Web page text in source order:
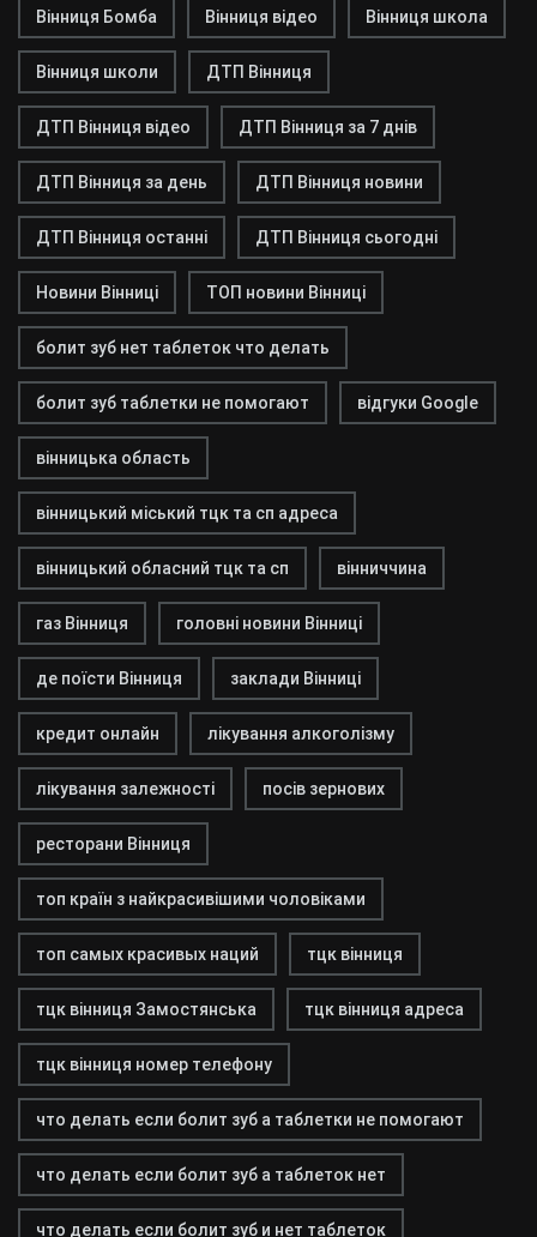
Вінниця Бомба Вінниця відео Вінниця школа
Вінниця школи ДТП Вінниця
ДТП Вінниця відео ДТП Вінниця за 7 днів
ДТП Вінниця за день ДТП Вінниця новини
ДТП Вінниця останні ДТП Вінниця сьогодні
Новини Вінниці ТОП новини Вінниці
болит зуб нет таблеток что делать
болит зуб таблетки не помогают відгуки Google
вінницька область
вінницький міський тцк та сп адреса
вінницький обласний тцк та сп вінниччина
газ Вінниця головні новини Вінниці
де поїсти Вінниця заклади Вінниці
кредит онлайн лікування алкоголізму
лікування залежності посів зернових
ресторани Вінниця
топ країн з найкрасивішими чоловіками
топ самых красивых наций тцк вінниця
тцк вінниця Замостянська тцк вінниця адреса
тцк вінниця номер телефону
что делать если болит зуб а таблетки не помогают
что делать если болит зуб а таблеток нет
что делать если болит зуб и нет таблеток